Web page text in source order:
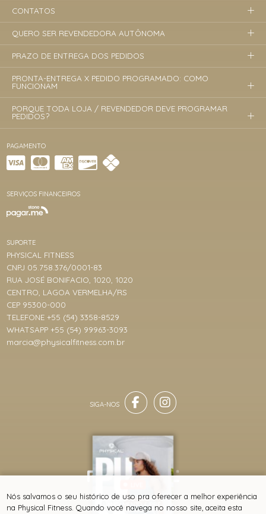
PAGAMENTO
SERVIÇOS FINANCEIROS
SUPORTE
PHYSICAL FITNESS
CNPJ 05.758.376/0001-83
RUA JOSÉ BONIFACIO, 1020, 1020
CENTRO, LAGOA VERMELHA/RS
CEP 95300-000
TELEFONE +55 (54) 3358-8529
WHATSAPP +55 (54) 99963-3093
marcia@physicalfitness.com.br
CONTATOS
QUERO SER REVENDEDORA AUTÔNOMA
PRAZO DE ENTREGA DOS PEDIDOS
PRONTA-ENTREGA X PEDIDO PROGRAMADO: COMO
FUNCIONAM
PORQUE TODA LOJA / REVENDEDOR DEVE PROGRAMAR
PEDIDOS?
® TODOS DIREITOS RESERVADOS
COLEÇÃO PULSE -
LANÇAMENTO & PRÉ-
VENDA
Nós salvamos o seu histórico de uso pra oferecer a melhor experiência
na Physical Fitness. Quando você navega no nosso site, aceita esta